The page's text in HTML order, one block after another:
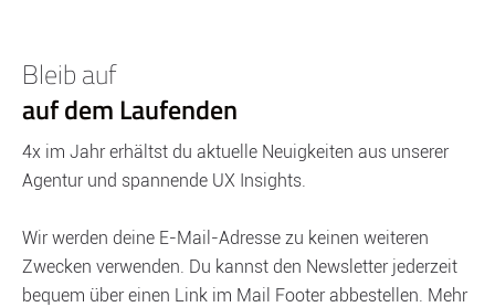
Bleib auf
auf dem Laufenden
4x im Jahr erhältst du aktuelle Neuigkeiten aus unserer
Agentur und spannende UX Insights.
Wir werden deine E-Mail-Adresse zu keinen weiteren
Zwecken verwenden. Du kannst den Newsletter jederzeit
bequem über einen Link im Mail Footer abbestellen. Mehr